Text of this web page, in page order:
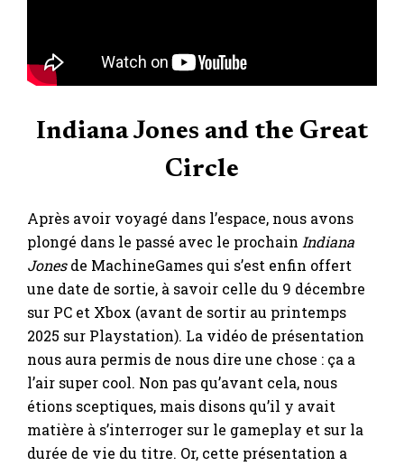
Indiana Jones and the Great
Circle
Après avoir voyagé dans l’espace, nous avons
plongé dans le passé avec le prochain Indiana
Jonesde MachineGames qui s’est enfin offert
une date de sortie, à savoir celle du 9 décembre
sur PC et Xbox (avant de sortir au printemps
2025 sur Playstation). La vidéo de présentation
nous aura permis de nous dire une chose : ça a
l’air super cool. Non pas qu’avant cela, nous
étions sceptiques, mais disons qu’il y avait
matière à s’interroger sur le gameplay et sur la
durée de vie du titre. Or, cette présentation a